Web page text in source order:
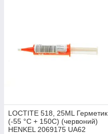
LOCTITE 518, 25ML Герметик
(-55 °C + 150C) (червоний)
HENKEL 2069175 UA62